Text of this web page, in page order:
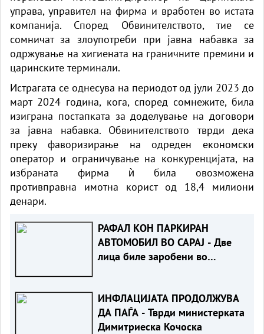
управа, управител на фирма и вработен во истата
компанија. Според Обвинителството, тие се
сомничат за злоупотреби при јавна набавка за
одржување на хигиената на граничните премини и
царинските терминали.
Истрагата се однесува на периодот од јули 2023 до
март 2024 година, кога, според сомнежите, била
изиграна постапката за доделување на договори
за јавна набавка. Обвинителството тврди дека
преку фаворизирање на одреден економски
оператор и ограничување на конкуренцијата, на
избраната фирма ѝ била овозможена
противправна имотна корист од 18,4 милиони
денари.
РАФАЛ КОН ПАРКИРАН
АВТОМОБИЛ ВО САРАЈ - Две
лица биле заробени во
ИНФЛАЦИЈАТА ПРОДОЛЖУВА
ДА ПАЃА - Тврди министерката
Димитриеска Кочоска